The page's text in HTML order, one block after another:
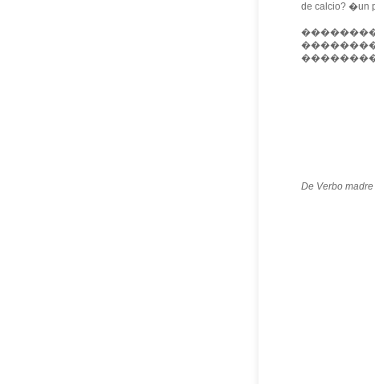
de calcio? �un
De Verbo madre